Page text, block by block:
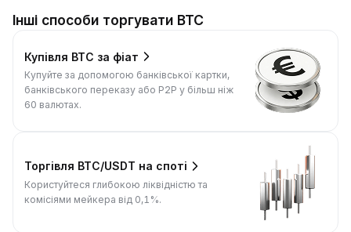
Інші способи торгувати BTC
Купівля BTC за фіат
Купуйте за допомогою банківської картки,
банківського переказу або P2P у більш ніж
60 валютах.
Торгівля BTC/USDT на споті
Користуйтеся глибокою ліквідністю та
комісіями мейкера від 0,1%.